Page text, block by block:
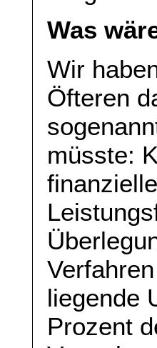
Was
Wir
Öfteren
müsste:
liegende
Prozent